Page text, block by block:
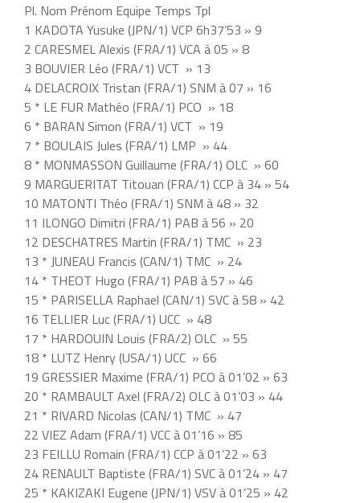
Pl. Nom Prénom Equipe Temps Tpl
1 KADOTA Yusuke (JPN/1) VCP 6h37’53 » 9
2 CARESMEL Alexis (FRA/1) VCA à 05 » 8
3 BOUVIER Léo (FRA/1) VCT » 13
4 DELACROIX Tristan (FRA/1) SNM à 07 » 16
5 * LE FUR Mathéo (FRA/1) PCO » 18
6 * BARAN Simon (FRA/1) VCT » 19
7 * BOULAIS Jules (FRA/1) LMP » 44
8 * MONMASSON Guillaume (FRA/1) OLC » 60
9 MARGUERITAT Titouan (FRA/1) CCP à 34 » 54
10 MATONTI Théo (FRA/1) SNM à 48 » 32
11 ILONGO Dimitri (FRA/1) PAB à 56 » 20
12 DESCHATRES Martin (FRA/1) TMC » 23
13 * JUNEAU Francis (CAN/1) TMC » 24
14 * THEOT Hugo (FRA/1) PAB à 57 » 46
15 * PARISELLA Raphael (CAN/1) SVC à 58 » 42
16 TELLIER Luc (FRA/1) UCC » 48
17 * HARDOUIN Louis (FRA/2) OLC » 55
18 * LUTZ Henry (USA/1) UCC » 66
19 GRESSIER Maxime (FRA/1) PCO à 01’02 » 63
20 * RAMBAULT Axel (FRA/2) OLC à 01’03 » 44
21 * RIVARD Nicolas (CAN/1) TMC » 47
22 VIEZ Adam (FRA/1) VCC à 01’16 » 85
23 FEILLU Romain (FRA/1) CCP à 01’22 » 63
24 RENAULT Baptiste (FRA/1) SVC à 01’24 » 47
25 * KAKIZAKI Eugene (JPN/1) VSV à 01’25 » 42